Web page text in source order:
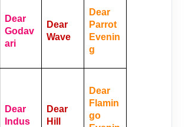
Dear
Godav
Ari
Dear
Wave
Dear
Parrot
Evenin
G
Dear
Indus
Dear
Hill
Dear
Flamin
Go